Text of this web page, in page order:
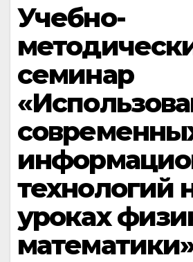
Учебно-
семинар
технологий
уроках